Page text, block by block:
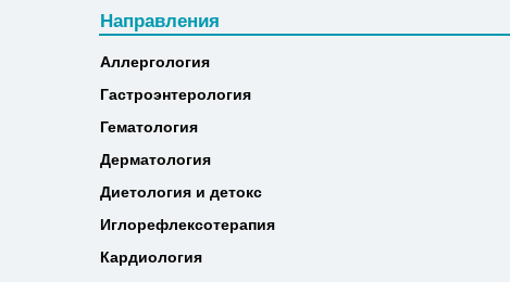
Направления
Аллергология
Гематология
Дерматология
Диетология и детокс
Иглорефлексотерапия
Кардиология
Гастроэнтерология
Направления